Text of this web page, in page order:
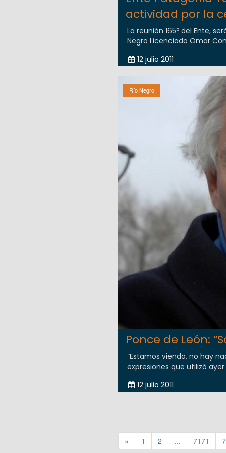
actividad por la
La reunión 165º del Ente,
Negro Licenciado Omar
12 julio 2011
Río Negro
Ponce de León:
“Estamos viendo, no hay
expresiones que utilizó ayer
12 julio 2011
« 1 2 ... 7171